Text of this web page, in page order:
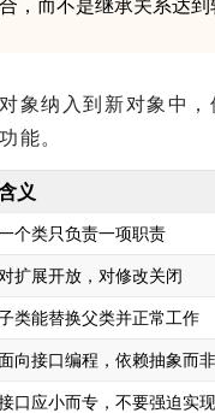
象纳入到新对象中
能。
义
个类只负责一项职责
对扩展开放，对修改关闭
类能替换父类并正常工作
向接口编程，依赖抽象而
口应小而专，不要强迫实